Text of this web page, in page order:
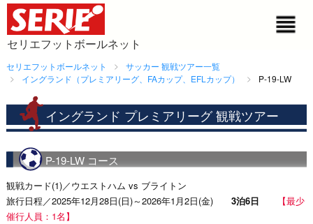
セリエフットボールネット
セリエフットボールネット
サッカー 観戦ツアー一覧
イングランド（プレミアリーグ、FAカップ、EFLカップ）
P-19-LW
イングランド プレミアリーグ 観戦ツアー
P-19-LW コース
観戦カード(1)／ウエストハム vs ブライトン
旅行日程／2025年12月28日(日)～2026年1月2日(金) 3泊6日
【最少
催行人員：1名】